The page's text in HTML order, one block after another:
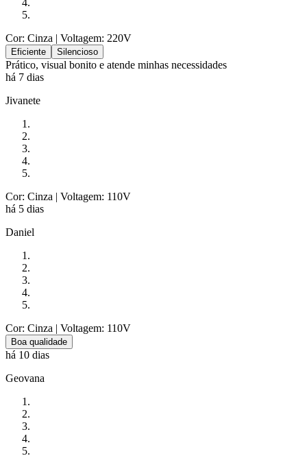
Cor: Cinza | Voltagem: 220V
Eficiente Silencioso
Prático, visual bonito e atende minhas necessidades
há 7 dias
Jivanete
Cor: Cinza | Voltagem: 110V
há 5 dias
Daniel
Cor: Cinza | Voltagem: 110V
Boa qualidade
há 10 dias
Geovana